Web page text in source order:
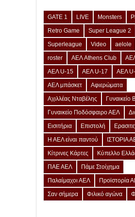
GATE 1 LIVE Monsters
Retro Game
Super League 2
Superleague
Video aelole
roster
ΑΕΛ Athens Club
ΑΕΛ U-15
ΑΕΛ U-17
ΑΕΛ
ΑΕΛ μπάσκετ
Αφιερώματα
Αχιλλέας Νταβέλης
Γυναικείο
Γυναικείο Ποδόσφαιρο ΑΕΛ
Εισιτήρια
Επιστολή
Η ΑΕΛ είναι παντού
ΙΣΤΟΡΙΑ
Κίτρινες Κάρτες
Κύπελλο
ΠΑΕ ΑΕΛ
Πάμε Στοίχημα
Παλαίμαχοι ΑΕΛ
Προϊστορία
Σαν σήμερα
Φιλικό αγώνα